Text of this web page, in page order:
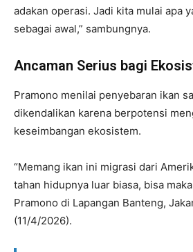
adakan operasi. Jadi kita mulai apa
sebagai awal,” sambungnya.
Ancaman Serius bagi
Pramono menilai penyebaran ikan
dikendalikan karena berpotensi
keseimbangan ekosistem.
“Memang ikan ini migrasi dari
tahan hidupnya luar biasa, bisa
Pramono di Lapangan Banteng,
(11/4/2026).